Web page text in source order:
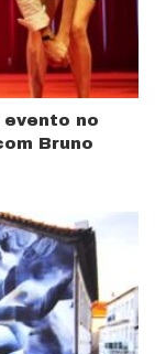
no
Bruno